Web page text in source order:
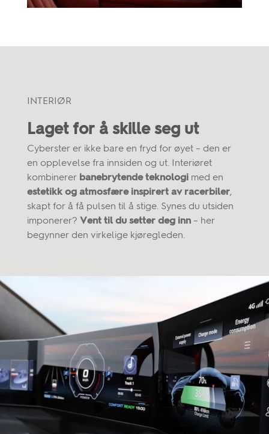
INTERIØR
Laget for å skille seg ut
Cyberster er ikke bare en fryd for øyet – den er
en opplevelse fra innsiden og ut. Interiøret
kombinerer banebrytende teknologimed en
estetikk og atmosfære inspirert av racerbiler,
skapt for å få pulsen til å stige. Synes du utsiden
imponerer? Vent til du setter deg inn– her
begynner den virkelige kjøregleden.